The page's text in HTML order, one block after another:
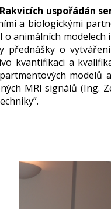
Rakvicích
a biologickými
o animálních
přednášky o
kvantifikaci a
modelů
MRI signálů (Ing.